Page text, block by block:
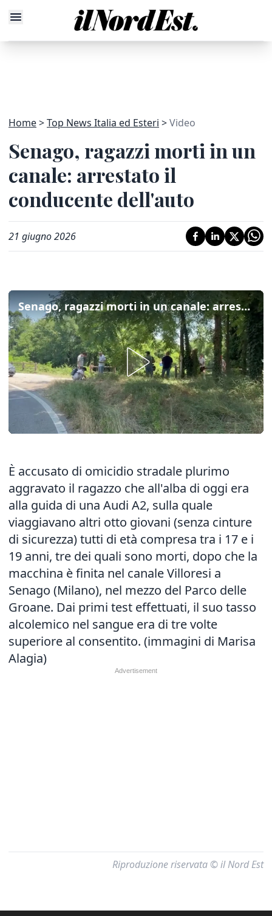
Home Top News Italia ed Esteri Video
Senago, ragazzi morti in un
canale: arrestato il
conducente dell'auto
21 giugno 2026
Senago, ragazzi morti in un canale: arrestato il conducente dell'auto
È accusato di omicidio stradale plurimo
aggravato il ragazzo che all'alba di oggi era
alla guida di una Audi A2, sulla quale
viaggiavano altri otto giovani (senza cinture
di sicurezza) tutti di età compresa tra i 17 e i
19 anni, tre dei quali sono morti, dopo che la
macchina è finita nel canale Villoresi a
Senago (Milano), nel mezzo del Parco delle
Groane. Dai primi test effettuati, il suo tasso
alcolemico nel sangue era di tre volte
superiore al consentito. (immagini di Marisa
Alagia)
Riproduzione riservata © il Nord Est